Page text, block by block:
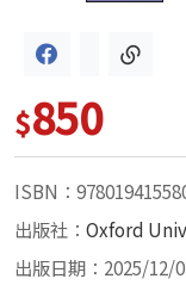
$850
ISBN：
出版社： Oxford
出版日期：2025/12/